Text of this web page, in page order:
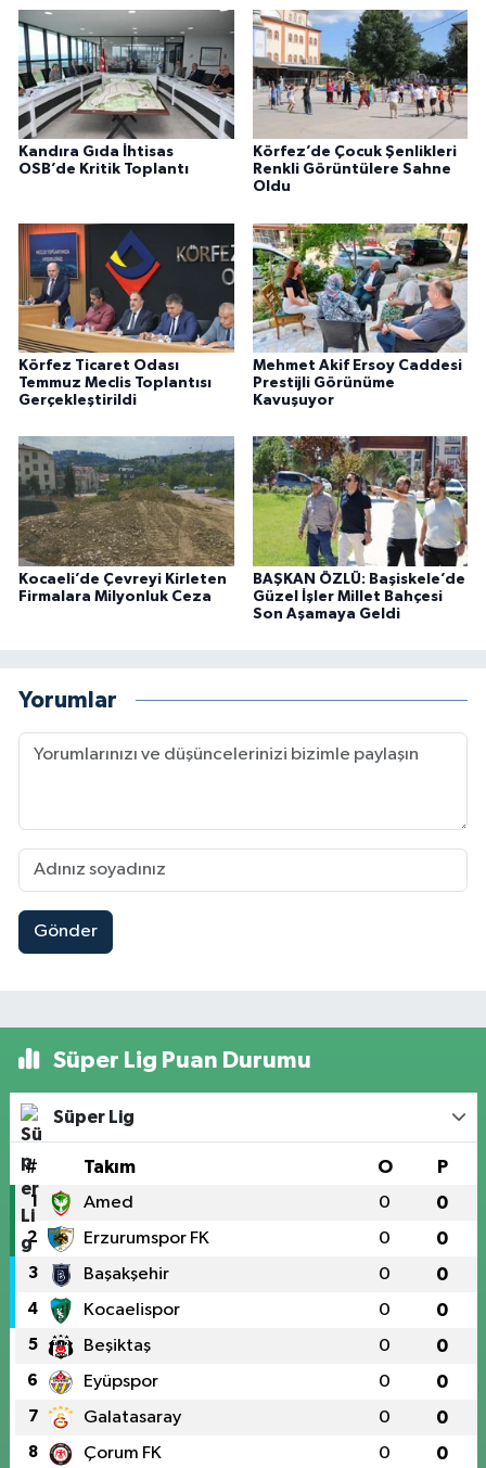
Kandıra Gıda İhtisas
OSB’de Kritik Toplantı
Körfez’de Çocuk Şenlikleri
Renkli Görüntülere Sahne
Oldu
Körfez Ticaret Odası
Temmuz Meclis Toplantısı
Gerçekleştirildi
Mehmet Akif Ersoy Caddesi
Prestijli Görünüme
Kavuşuyor
Kocaeli’de Çevreyi Kirleten
Firmalara Milyonluk Ceza
BAŞKAN ÖZLÜ: Başiskele’de
Güzel İşler Millet Bahçesi
Son Aşamaya Geldi
Yorumlar
Gönder
Süper Lig Puan Durumu
Süper Lig
# Takım O P
1 Amed 0 0
2 Erzurumspor FK 0 0
3 Başakşehir 0 0
4 Kocaelispor 0 0
5 Beşiktaş 0 0
6 Eyüpspor 0 0
7 Galatasaray 0 0
8 Çorum FK 0 0